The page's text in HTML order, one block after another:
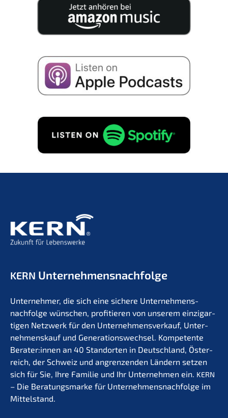
KERN Unternehmens­nachfolge
Unter­neh­mer, die sich eine siche­re Unternehmens­
nachfolge wünschen, profi­tie­ren von unserem einzig­ar­
ti­gen Netzwerk für den Unter­nehmens­verkauf, Unter­
nehmens­kauf und Generations­wechsel. Kompe­ten­te
Berater:innen an 40 Stand­or­ten in Deutsch­land, Öster­
reich, der Schweiz und angren­zen­den Ländern setzen
sich für Sie, Ihre Familie und Ihr Unter­neh­men ein. KERN
– Die Beratungs­mar­ke für Unternehmens­nachfolge im
Mittelstand.